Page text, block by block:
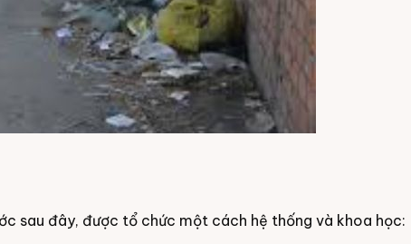
sau đây, được tổ chức một cách hệ thống và khoa học: